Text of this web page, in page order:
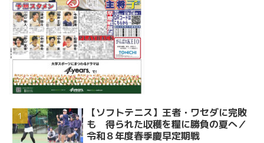
【ソフトテニス】王者・ワセダに完敗
も 得られた収穫を糧に勝負の夏へ／
令和８年度春季慶早定期戦